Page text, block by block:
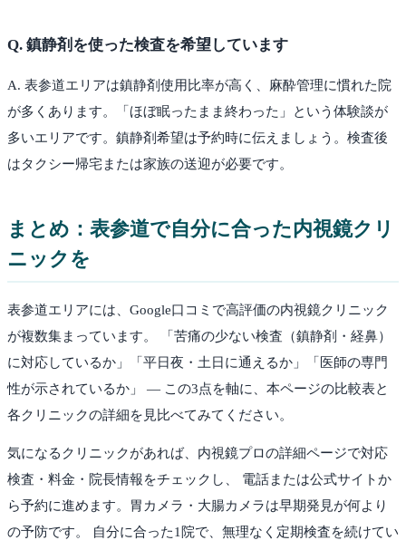
Q. 鎮静剤を使った検査を希望しています
A. 表参道エリアは鎮静剤使用比率が高く、麻酔管理に慣れた院
が多くあります。「ほぼ眠ったまま終わった」という体験談が
多いエリアです。鎮静剤希望は予約時に伝えましょう。検査後
はタクシー帰宅または家族の送迎が必要です。
まとめ： 表参道で自分に合った内視鏡クリ
ニックを
表参道エリアには、Google口コミで高評価の内視鏡クリニック
が複数集まっています。 「苦痛の少ない検査（鎮静剤・経鼻）
に対応しているか」「平日夜・土日に通えるか」「医師の専門
性が示されているか」 — この3点を軸に、本ページの比較表と
各クリニックの詳細を見比べてみてください。
気になるクリニックがあれば、内視鏡プロの詳細ページで対応
検査・料金・院長情報をチェックし、 電話または公式サイトか
ら予約に進めます。胃カメラ・大腸カメラは早期発見が何より
の予防です。 自分に合った1院で、無理なく定期検査を続けてい